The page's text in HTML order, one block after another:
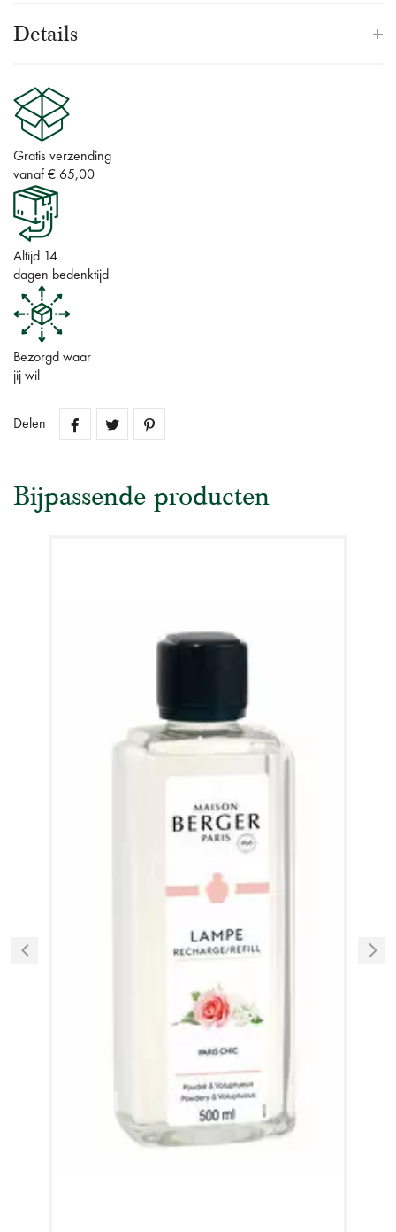
Details
Gratis verzending
vanaf € 65,00
Altijd 14
dagen bedenktijd
Bezorgd waar
jij wil
Delen
Bijpassende producten